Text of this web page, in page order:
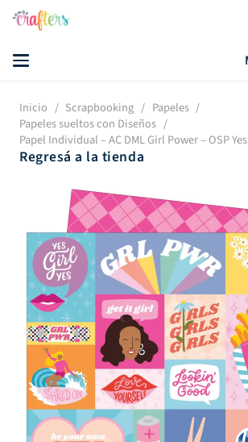
Inicio / Scrapbooking / Papeles /
Papeles sueltos con Diseños /
Papel Individual – AC DML Girl Power – OSP
Regresá a la tienda